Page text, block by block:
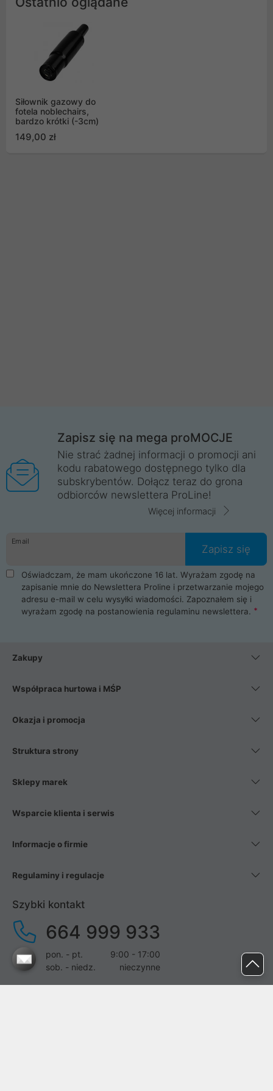
Siłownik gazowy do
fotela noblechairs,
bardzo krótki (-3cm)
149,00 zł
Zapisz się na mega proMOCJE
Nie strać żadnej informacji o promocji ani
kodu rabatowego dostępnego tylko dla
subskrybentów. Dołącz teraz do grona
odbiorców newslettera ProLine!
Więcej informacji
Email
Zapisz się
Oświadczam, że mam ukończone 16 lat. Wyrażam zgodę na
zapisanie mnie do Newslettera Proline i przetwarzanie mojego
adresu e-mail w celu wysyłki wiadomości. Zapoznałem się i
wyrażam zgodę na postanowienia regulaminu newslettera.
Zakupy
Współpraca hurtowa i MŚP
Okazja i promocja
Struktura strony
Sklepy marek
Wsparcie klienta i serwis
Informacje o firmie
Regulaminy i regulacje
Szybki kontakt
664 999 933
pon. - pt.
9:00 - 17:00
sob. - niedz.
nieczynne